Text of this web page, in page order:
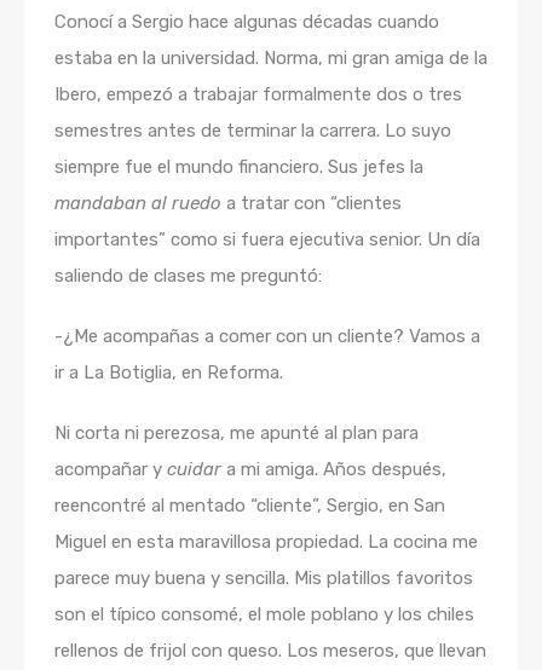
Conocí a Sergio hace algunas décadas cuando
estaba en la universidad. Norma, mi gran amiga de la
Ibero, empezó a trabajar formalmente dos o tres
semestres antes de terminar la carrera. Lo suyo
siempre fue el mundo financiero. Sus jefes la
mandaban al ruedo a tratar con “clientes
importantes” como si fuera ejecutiva senior. Un día
saliendo de clases me preguntó:
-¿Me acompañas a comer con un cliente? Vamos a
ir a La Botiglia, en Reforma.
Ni corta ni perezosa, me apunté al plan para
acompañar y cuidar a mi amiga. Años después,
reencontré al mentado “cliente”, Sergio, en San
Miguel en esta maravillosa propiedad. La cocina me
parece muy buena y sencilla. Mis platillos favoritos
son el típico consomé, el mole poblano y los chiles
rellenos de frijol con queso. Los meseros, que llevan